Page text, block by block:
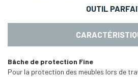
OUTIL
Bâche de protection Fine
Pour la protection des meubles lors de